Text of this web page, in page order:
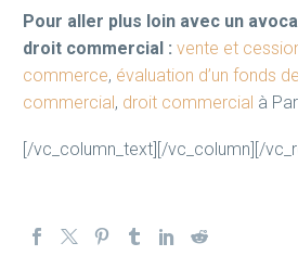
Pour aller plus loin avec un
droit commercial : vente et
commerce, évaluation d’un fonds
commercial , droit commercial à
[/vc_column_text][/vc_column][/